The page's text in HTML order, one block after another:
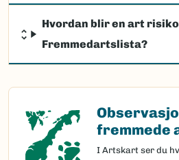
Hvordan blir en art
Fremmedartslista?
fremmede
I Artskart ser du
Observasjon av